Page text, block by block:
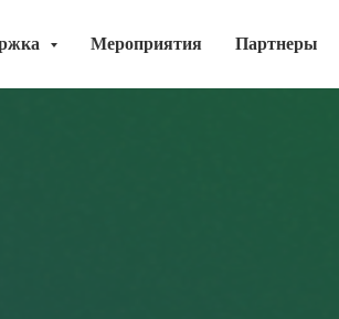
Мероприятия Партнеры